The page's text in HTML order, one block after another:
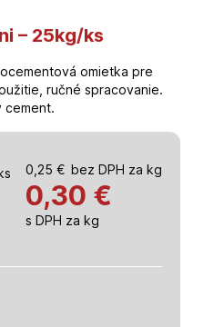
– 25kg/ks
omietka pre
ručné spracovanie.
cement.
0,25 € bez DPH za kg
0,30 €
s DPH za kg